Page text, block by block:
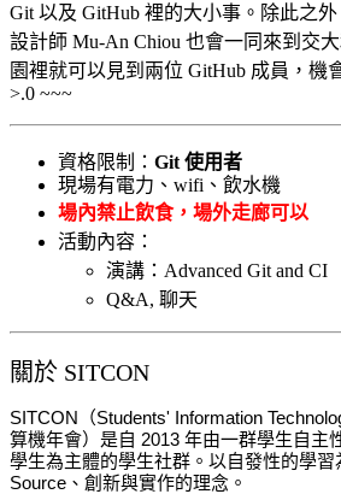
Git 以及 GitHub 裡的大小事。除此之
設計師 Mu-An Chiou 也會一同來到交
園裡就可以見到兩位 GitHub 成員，機
>.0 ~~~
資格限制： Git 使用者
現場有電力、wifi、飲水機
場內禁止飲食，場外走廊可以
活動內容 ：
演講：Advanced Git and CI
Q&A, 聊天
關於 SITCON
SITCON（Students' Information
算機年會）是自 2013 年由一群學生自主
學生為主體的學生社群。以自發性的學
Source、創新與實作的理念。